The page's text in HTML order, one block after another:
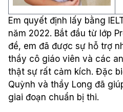
Em quyết định lấy bằng
năm 2022. Bắt đầu từ lớp
đề, em đã được sự hỗ trợ
thầy cô giáo viên và các
thật sự rất cảm kích. Đặc
Quỳnh và thầy Long đã
giai đoạn chuẩn bị thi.